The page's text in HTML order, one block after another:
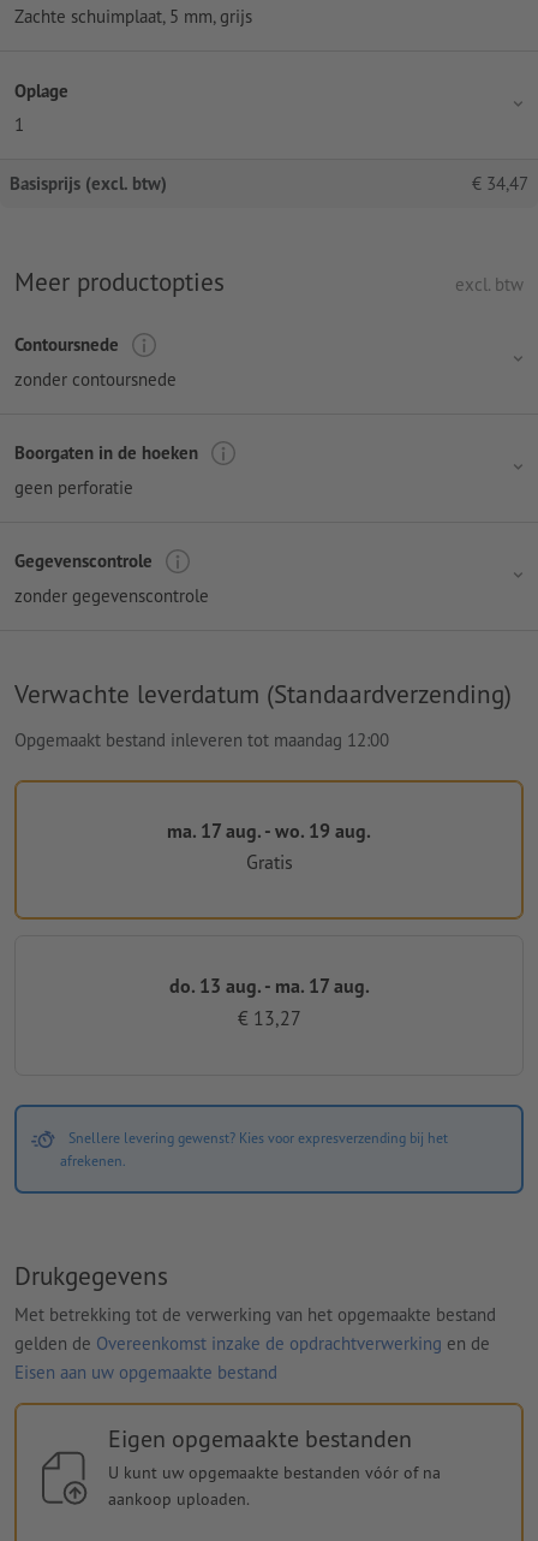
Zachte schuimplaat, 5 mm, grijs
Oplage
1
Basisprijs (excl. btw) € 34,47
Meer productopties excl. btw
Contoursnede
zonder contoursnede
Boorgaten in de hoeken
geen perforatie
Gegevenscontrole
zonder gegevenscontrole
Verwachte leverdatum (Standaardverzending)
Opgemaakt bestand inleveren tot maandag 12:00
ma. 17 aug. - wo. 19 aug.
Gratis
do. 13 aug. - ma. 17 aug.
€ 13,27
Snellere levering gewenst? Kies voor expresverzending bij het
afrekenen.
Drukgegevens
Met betrekking tot de verwerking van het opgemaakte bestand
gelden de Overeenkomst inzake de opdrachtverwerking en de
Eisen aan uw opgemaakte bestand
Eigen opgemaakte bestanden
U kunt uw opgemaakte bestanden vóór of na
aankoop uploaden.